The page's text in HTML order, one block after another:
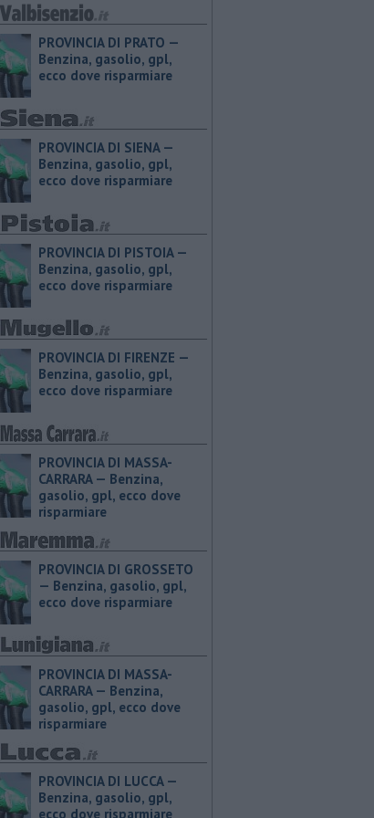
PROVINCIA DI PRATO — ​
Benzina, gasolio, gpl,
ecco dove risparmiare
PROVINCIA DI SIENA — ​
Benzina, gasolio, gpl,
ecco dove risparmiare
PROVINCIA DI PISTOIA — ​
Benzina, gasolio, gpl,
ecco dove risparmiare
PROVINCIA DI FIRENZE — ​
Benzina, gasolio, gpl,
ecco dove risparmiare
PROVINCIA DI MASSA-
CARRARA — ​Benzina,
gasolio, gpl, ecco dove
risparmiare
PROVINCIA DI GROSSETO
— ​Benzina, gasolio, gpl,
ecco dove risparmiare
PROVINCIA DI MASSA-
CARRARA — ​Benzina,
gasolio, gpl, ecco dove
risparmiare
PROVINCIA DI LUCCA — ​
Benzina, gasolio, gpl,
ecco dove risparmiare